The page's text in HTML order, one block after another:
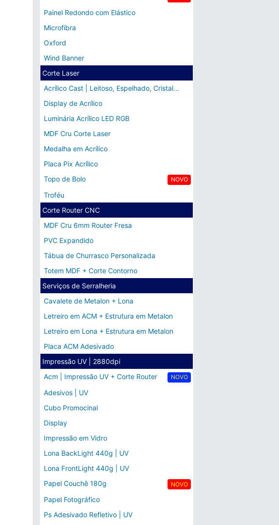
Painel Redondo com Elástico
Microfibra
Oxford
Wind Banner
Corte Laser
Acrílico Cast | Leitoso, Espelhado, Cristal...
Display de Acrílico
Luminária Acrílico LED RGB
MDF Cru Corte Laser
Medalha em Acrílico
Placa Pix Acrílico
NOVO
Topo de Bolo
Troféu
Corte Router CNC
MDF Cru 6mm Router Fresa
PVC Expandido
Tábua de Churrasco Personalizada
Totem MDF + Corte Contorno
Serviços de Serralheria
Cavalete de Metalon + Lona
Letreiro em ACM + Estrutura em Metalon
Letreiro em Lona + Estrutura em Metalon
Placa ACM Adesivado
Impressão UV | 2880dpi
NOVO
Acm | Impressão UV + Corte Router
Adesivos | UV
Cubo Promocinal
Display
Impressão em Vidro
Lona BackLight 440g | UV
Lona FrontLight 440g | UV
NOVO
Papel Couchê 180g
Papel Fotográfico
Ps Adesivado Refletivo | UV